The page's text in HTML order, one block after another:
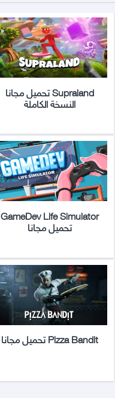
Supraland تحميل مجانا
النسخة الكاملة
GameDev Life Simulator
تحميل مجانا
Pizza Bandit تحميل مجانا